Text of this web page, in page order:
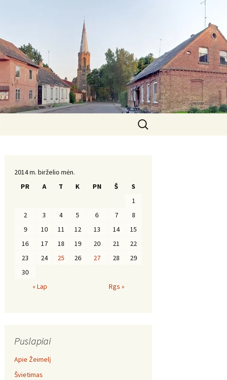
Ieškoti:
2014 m. birželio mėn.
PR
A T K PN Š
S
1
2
3 4 5 6 7
8
9
10 11 12 13 14
15
16
17 18 19 20 21
22
23
24 25 26 27 28
29
30
« Lap
Rgs »
Puslapiai
Apie Žeimelį
Švietimas